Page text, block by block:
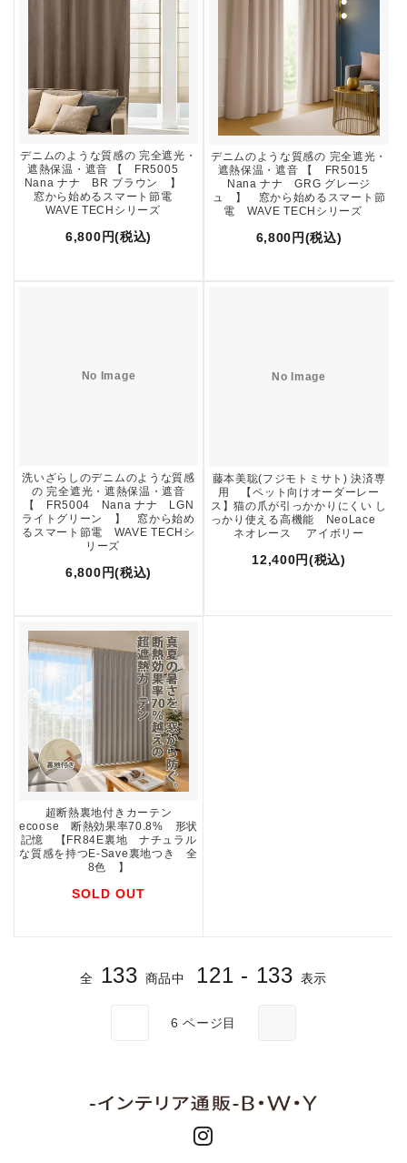
デニムのような質感の 完全遮光・
遮熱保温・遮音 【 FR5005
Nana ナナ BR ブラウン 】
窓から始めるスマート節電
WAVE TECHシリーズ
6,800円(税込)
デニムのような質感の 完全遮光・
遮熱保温・遮音 【 FR5015
Nana ナナ GRG グレージ
ュ 】 窓から始めるスマート節
電 WAVE TECHシリーズ
6,800円(税込)
No Image
洗いざらしのデニムのような質感
の 完全遮光・遮熱保温・遮音
【 FR5004 Nana ナナ LGN
ライトグリーン 】 窓から始め
るスマート節電 WAVE TECHシ
リーズ
6,800円(税込)
No Image
藤本美聡(フジモトミサト) 決済専
用 【ペット向けオーダーレー
ス】猫の爪が引っかかりにくい し
っかり使える高機能 NeoLace
ネオレース アイボリー
12,400円(税込)
超断熱裏地付きカーテン
ecoose 断熱効果率70.8% 形状
記憶 【FR84E裏地 ナチュラル
な質感を持つE-Save裏地つき 全
8色 】
SOLD OUT
全 133 商品中 121 - 133 表示
6ページ目